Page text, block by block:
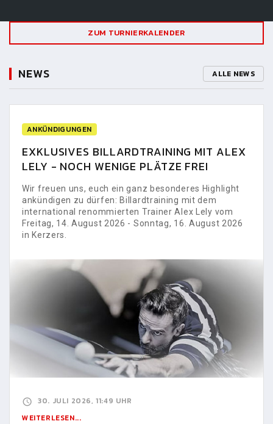
ZUM TURNIERKALENDER
NEWS ALLE NEWS
ANKÜNDIGUNGEN
EXKLUSIVES BILLARDTRAINING MIT ALEX
LELY - NOCH WENIGE PLÄTZE FREI
Wir freuen uns, euch ein ganz besonderes Highlight
ankündigen zu dürfen: Billardtraining mit dem
international renommierten Trainer Alex Lely vom
Freitag, 14. August 2026 - Sonntag, 16. August 2026
in Kerzers.
30. JULI 2026, 11:49 UHR
WEITERLESEN...